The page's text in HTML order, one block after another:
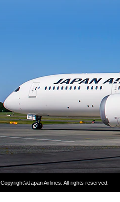
Copyright©Japan Airlines. All rights reserved.